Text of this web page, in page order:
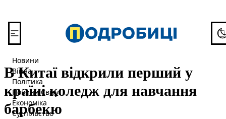
Новини
Війна
Політика
Новини Світу
Економіка
Суспільство
В Китаї відкрили перший у
країні коледж для навчання
барбекю